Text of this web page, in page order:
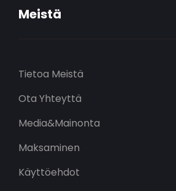
Meistä
Tietoa Meistä
Ota Yhteyttä
Media&Mainonta
Maksaminen
Käyttöehdot